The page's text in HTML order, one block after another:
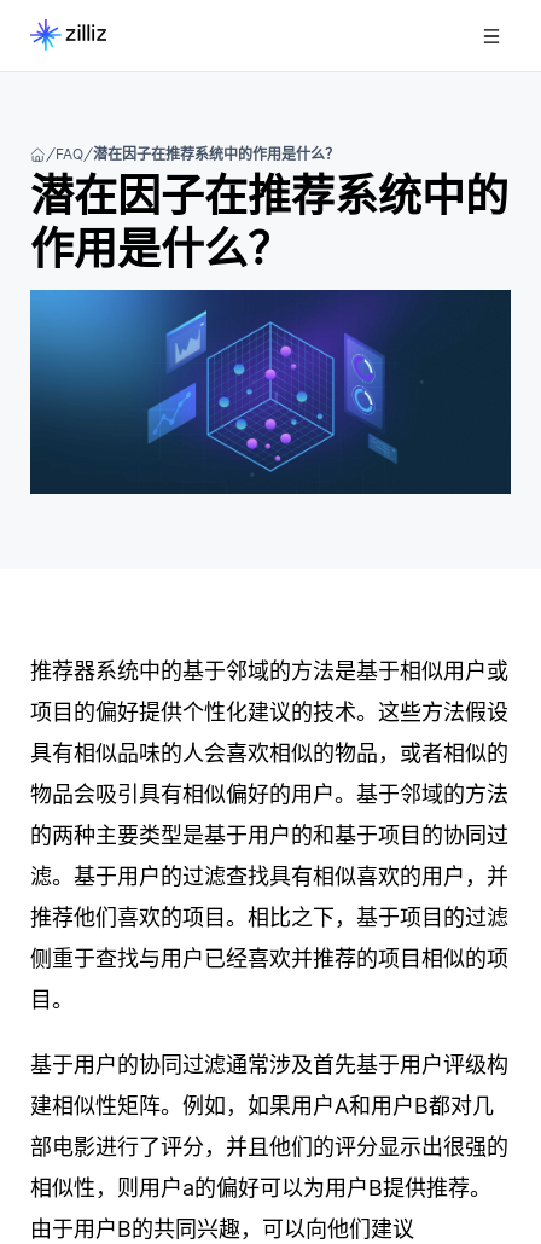
FAQ 潜在因子在推荐系统中的作用是什么？
潜在因子在推荐系统中的
作用是什么？
推荐器系统中的基于邻域的方法是基于相似用户或
项目的偏好提供个性化建议的技术。这些方法假设
具有相似品味的人会喜欢相似的物品，或者相似的
物品会吸引具有相似偏好的用户。基于邻域的方法
的两种主要类型是基于用户的和基于项目的协同过
滤。基于用户的过滤查找具有相似喜欢的用户，并
推荐他们喜欢的项目。相比之下，基于项目的过滤
侧重于查找与用户已经喜欢并推荐的项目相似的项
目。
基于用户的协同过滤通常涉及首先基于用户评级构
建相似性矩阵。例如，如果用户A和用户B都对几
部电影进行了评分，并且他们的评分显示出很强的
相似性，则用户a的偏好可以为用户B提供推荐。
由于用户B的共同兴趣，可以向他们建议